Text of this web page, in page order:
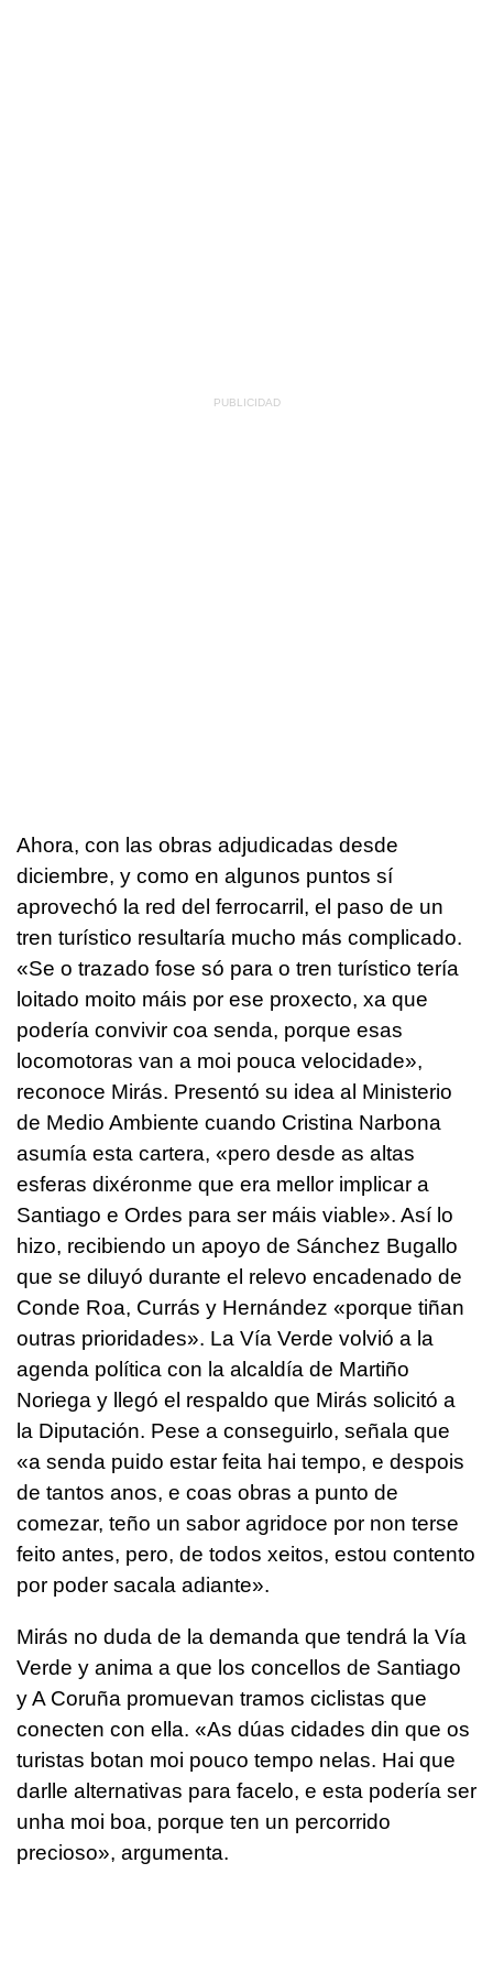
Ahora, con las obras adjudicadas desde
diciembre, y como en algunos puntos sí
aprovechó la red del ferrocarril, el paso de un
tren turístico resultaría mucho más complicado.
«Se o trazado fose só para o tren turístico tería
loitado moito máis por ese proxecto, xa que
podería convivir coa senda, porque esas
locomotoras van a moi pouca velocidade»,
reconoce Mirás. Presentó su idea al Ministerio
de Medio Ambiente cuando Cristina Narbona
asumía esta cartera, «pero desde as altas
esferas dixéronme que era mellor implicar a
Santiago e Ordes para ser máis viable». Así lo
hizo, recibiendo un apoyo de Sánchez Bugallo
que se diluyó durante el relevo encadenado de
Conde Roa, Currás y Hernández «porque tiñan
outras prioridades». La Vía Verde volvió a la
agenda política con la alcaldía de Martiño
Noriega y llegó el respaldo que Mirás solicitó a
la Diputación. Pese a conseguirlo, señala que
«a senda puido estar feita hai tempo, e despois
de tantos anos, e coas obras a punto de
comezar, teño un sabor agridoce por non terse
feito antes, pero, de todos xeitos, estou contento
por poder sacala adiante».
Mirás no duda de la demanda que tendrá la Vía
Verde y anima a que los concellos de Santiago
y A Coruña promuevan tramos ciclistas que
conecten con ella. «As dúas cidades din que os
turistas botan moi pouco tempo nelas. Hai que
darlle alternativas para facelo, e esta podería ser
unha moi boa, porque ten un percorrido
precioso», argumenta.